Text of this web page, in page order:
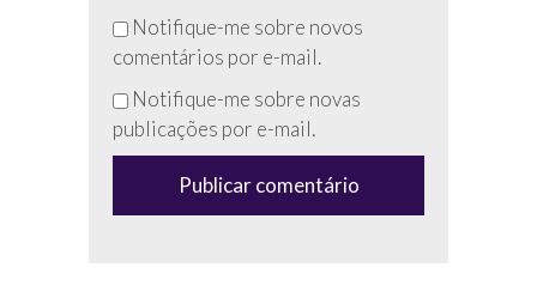
Não
preencha
esse
campo
(anti-
Notifique-me sobre novos
comentários por e-mail.
Notifique-me sobre novas
publicações por e-mail.